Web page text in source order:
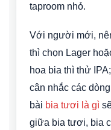
taproom nhỏ.
Với người mới,
thì chọn Lager
hoa bia thì thử
cân nhắc các
bài bia tươi là gì
giữa bia tươi, bia